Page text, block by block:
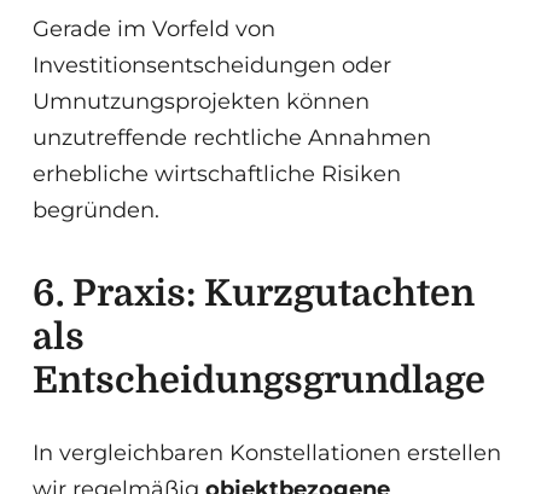
Gerade im Vorfeld von
Investitionsentscheidungen oder
Umnutzungsprojekten können
unzutreffende rechtliche Annahmen
erhebliche wirtschaftliche Risiken
begründen.
6. Praxis: Kurzgutachten
als
Entscheidungsgrundlage
In vergleichbaren Konstellationen erstellen